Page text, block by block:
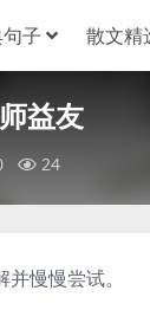
子 散文精
益友
24
慢慢尝试。